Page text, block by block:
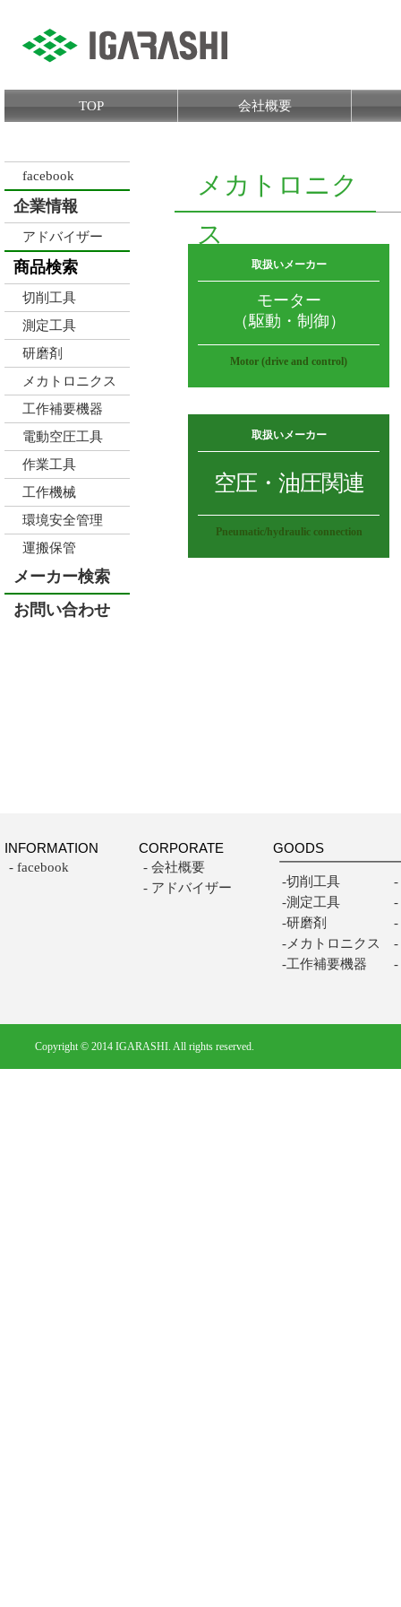
facebook
企業情報
アドバイザー
商品検索
切削工具
測定工具
研磨剤
メカトロニクス
工作補要機器
電動空圧工具
作業工具
工作機械
環境安全管理
運搬保管
メーカー検索
お問い合わせ
TOP 会社概要
メカトロニク
ス
取扱いメーカー
モーター
（駆動・制御）
Motor (drive and control)
取扱いメーカー
空圧・油圧関連
Pneumatic/hydraulic connection
INFORMATION
- facebook
CORPORATE
- 会社概要
- アドバイザー
GOODS
-切削工具
-測定工具
-研磨剤
-メカトロニクス
-工作補要機器
-
-
-
-
-
Copyright © 2014 IGARASHI. All rights reserved.